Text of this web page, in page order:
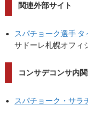
関連外部サイト
スパチョーク選手
サドーレ札幌オフ
コンサデコンサ内
スパチョーク・サラ